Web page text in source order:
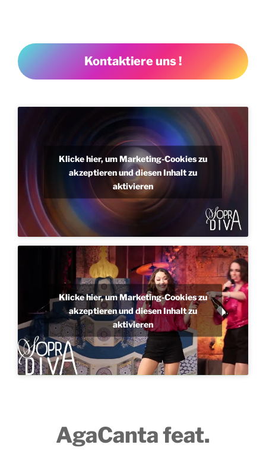
Kontaktiere uns !
Klicke hier, um Marketing-Cookies zu
akzeptieren und diesen Inhalt zu
aktivieren
Klicke hier, um Marketing-Cookies zu
akzeptieren und diesen Inhalt zu
aktivieren
AgaCanta feat.